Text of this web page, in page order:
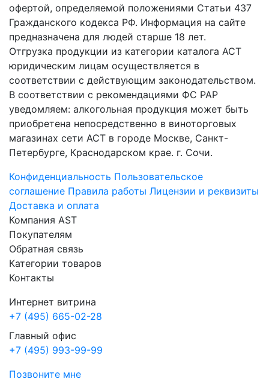
офертой, определяемой положениями Статьи 437
Гражданского кодекса РФ. Информация на сайте
предназначена для людей старше 18 лет.
Отгрузка продукции из категории каталога АСТ
юридическим лицам осуществляется в
соответствии с действующим законодательством.
В соответствии с рекомендациями ФС РАР
уведомляем: алкогольная продукция может быть
приобретена непосредственно в виноторговых
магазинах сети АСТ в городе Москве, Санкт-
Петербурге, Краснодарском крае. г. Сочи.
Конфиденциальность Пользовательское
соглашение Правила работы Лицензии и реквизиты
Доставка и оплата
Компания AST
Покупателям
Обратная связь
Категории товаров
Контакты
Интернет витрина
+7 (495) 665-02-28
Главный офис
+7 (495) 993-99-99
Позвоните мне